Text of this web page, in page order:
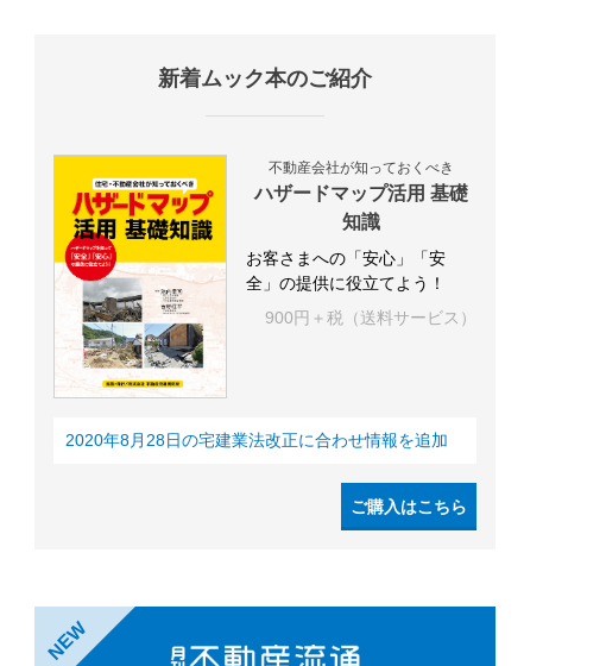
新着ムック本のご紹介
不動産会社が知っておくべき
ハザードマップ活用 基礎
知識
お客さまへの「安心」「安
全」の提供に役立てよう！
900円＋税（送料サービス）
2020年8月28日の宅建業法改正に合わせ情報を追加
ご購入はこちら
NEW